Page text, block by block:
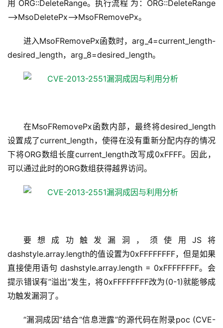
用 ORG::DeleteRange。执行流程 为：ORG::DeleteRange
–>MsoDeletePx–>MsoFRemovePx。
进入MsoFRemovePx函数时，arg_4=current_length-
desired_length，arg_8=desired_length。
在MsoFRemovePx函数内部，最终将desired_length
设置成了current_length，使得在没有重新分配内存的情况
下将ORG数组长度current_length改写成0xFFFF。因此，
可以通过此时的ORG数组获得越界访问。
要想成功触发漏洞，须使用JS将
dashstyle.array.length的值设置为0xFFFFFFFF，但是如果
直接使用语句 dashstyle.array.length = 0xFFFFFFFF。会
提示错误有”溢出”发生，将0xFFFFFFFF改为(0-1)就能够成
功触发漏洞了。
“漏洞成因”结合“信息泄露”的源代码在附录poc (CVE-